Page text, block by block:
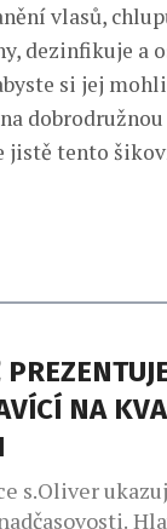
vlasů,
dezinfikuje a
si jej
dobrodružnou
jistě tento
NA
s.Oliver